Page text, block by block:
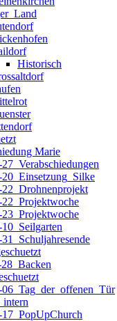
Historisch
Marie
22_Drohnenprojekt